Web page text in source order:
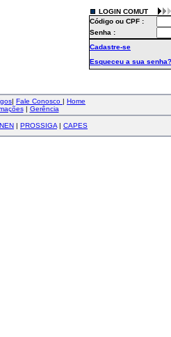
LOGIN COMUT
Código ou CPF :
Senha :
Cadastre-se
Esqueceu a sua senha?
| Fale Conosco | Home
| Gerência
| PROSSIGA | CAPES